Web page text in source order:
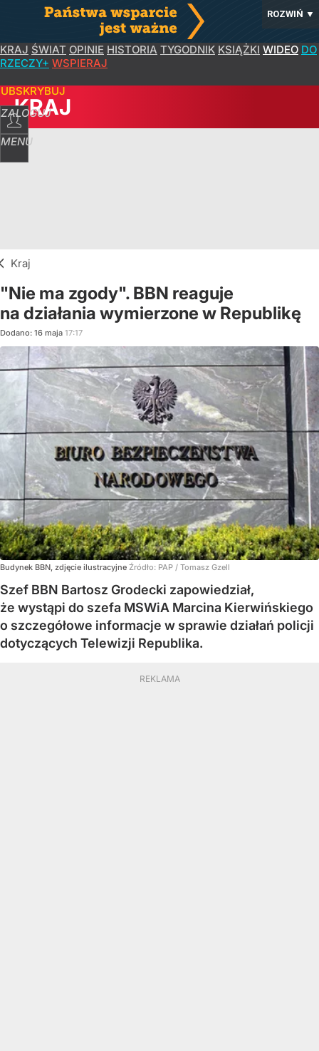
ROZWIŃ ▼
KRAJ ŚWIAT OPINIE HISTORIA TYGODNIK KSIĄŻKI WIDEO DO
RZECZY+ WSPIERAJ
ZALOGUJ
MENU
KRAJ
Kraj
"Nie ma zgody". BBN reaguje
na działania wymierzone w Republikę
Dodano: 16 maja 17:17
Budynek BBN, zdjęcie ilustracyjne Źródło: PAP / Tomasz Gzell
Szef BBN Bartosz Grodecki zapowiedział,
że wystąpi do szefa MSWiA Marcina Kierwińskiego
o szczegółowe informacje w sprawie działań policji
dotyczących Telewizji Republika.